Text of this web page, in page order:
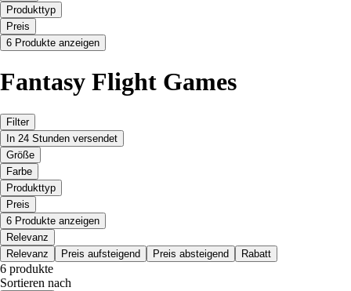
Produkttyp
Preis
6 Produkte anzeigen
Fantasy Flight Games
Filter
In 24 Stunden versendet
Größe
Farbe
Produkttyp
Preis
6 Produkte anzeigen
Relevanz
Relevanz
Preis aufsteigend Preis absteigend Rabatt
6 produkte
Sortieren nach